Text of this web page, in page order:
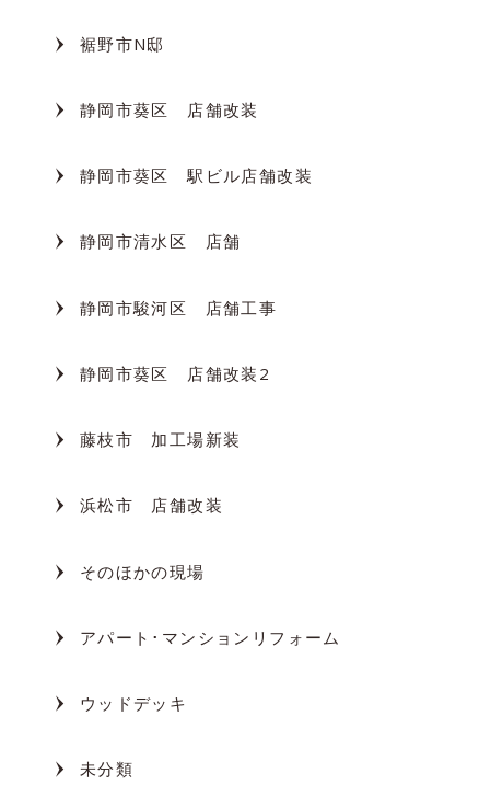
裾野市N邸
静岡市葵区 店舗改装
静岡市葵区 駅ビル店舗改装
静岡市清水区 店舗
静岡市駿河区 店舗工事
静岡市葵区 店舗改装2
藤枝市 加工場新装
浜松市 店舗改装
そのほかの現場
アパート･マンションリフォーム
ウッドデッキ
未分類